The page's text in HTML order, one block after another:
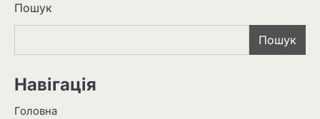
Пошук
Пошук
Навігація
Головна